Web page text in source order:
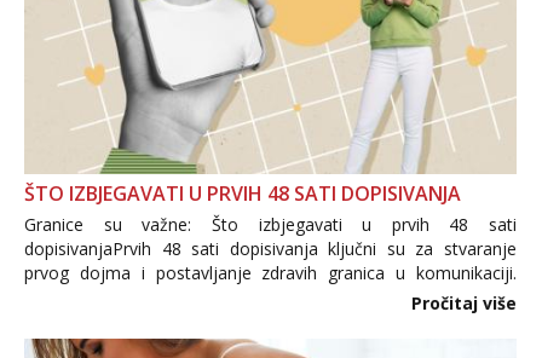
ŠTO IZBJEGAVATI U PRVIH 48 SATI DOPISIVANJA
Granice su važne: Što izbjegavati u prvih 48 sati
dopisivanjaPrvih 48 sati dopisivanja ključni su za stvaranje
prvog dojma i postavljanje zdravih granica u komunikaciji.
Važno je izbjeći prebrzo otkrivanje osobnih ili intimnih
informacija, jer nepoznata osoba još nije zaslužila to
povjerenje. Takođe...
Pročitaj više